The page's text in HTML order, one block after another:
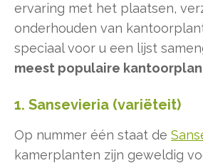
ervaring met het plaatsen,
onderhouden van
speciaal voor u een lijst
meest populaire
1. Sansevieria (variëteit)
Op nummer één staat de
kamerplanten zijn geweldig